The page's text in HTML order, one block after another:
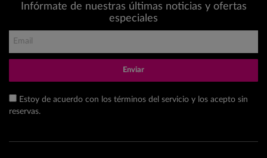
Infórmate de nuestras últimas noticias y ofertas
especiales
Enviar
Estoy de acuerdo con los términos del servicio y los acepto sin
reservas.